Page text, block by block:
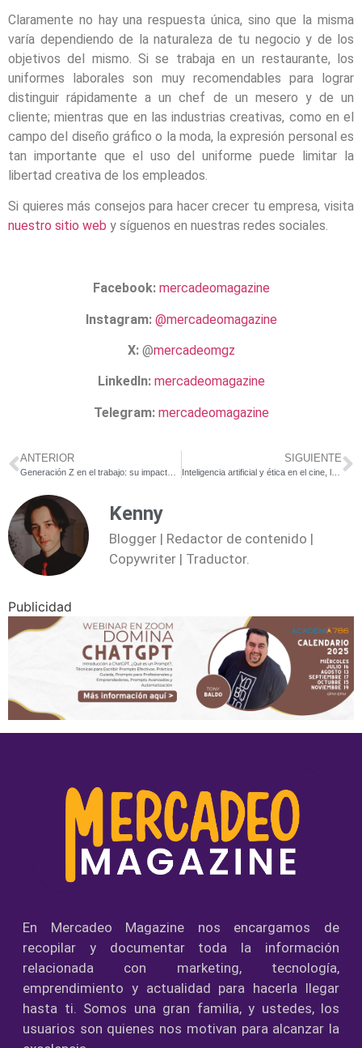
Claramente no hay una respuesta única, sino que la misma
varía dependiendo de la naturaleza de tu negocio y de los
objetivos del mismo. Si se trabaja en un restaurante, los
uniformes laborales son muy recomendables para lograr
distinguir rápidamente a un chef de un mesero y de un
cliente; mientras que en las industrias creativas, como en el
campo del diseño gráfico o la moda, la expresión personal es
tan importante que el uso del uniforme puede limitar la
libertad creativa de los empleados.
Si quieres más consejos para hacer crecer tu empresa, visita
nuestro sitio web y síguenos en nuestras redes sociales.
Facebook: mercadeomagazine
Instagram: @mercadeomagazine
X: @mercadeomgz
LinkedIn: mercadeomagazine
Telegram: mercadeomagazine
ANTERIOR SIGUIENTE
Inteligencia artificial y ética en el cine, la música y el arte
Kenny
Blogger | Redactor de contenido |
Copywriter | Traductor.
Publicidad
En Mercadeo Magazine nos encargamos de
recopilar y documentar toda la información
relacionada con marketing, tecnología,
emprendimiento y actualidad para hacerla llegar
hasta ti. Somos una gran familia, y ustedes, los
usuarios son quienes nos motivan para alcanzar la